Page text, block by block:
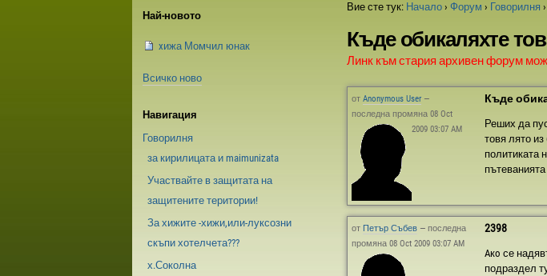
Вие сте тук: Начало ›Форум › Говорилня ›
Къде обикаляхте
Линк към стария архивен форум
отAnonymous User —
последна промяна 08 Oct
2009 03:07 AM
Къде
Реших да
товя лято
политиката
от Петър Събев —последна
промяна 08 Oct 2009 03:07 AM
2398
Aкo се
подраздел
Най-новото
xижа Момчил юнак
Всичко ново
Навигация
Говорилня
за кирилицата и maimunizata
Участвайте в защитата на
защитените територии!
За хижите -хижи,или-луксозни
скъпи хотелчета???
х.Соколна